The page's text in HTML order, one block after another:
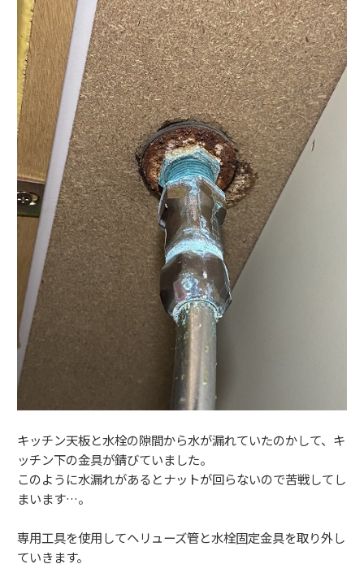
キッチン天板と水栓の隙間から水が漏れていたのかして、キ
ッチン下の金具が錆びていました。
このように水漏れがあるとナットが回らないので苦戦してし
まいます…。
専用工具を使用してヘリューズ管と水栓固定金具を取り外し
ていきます。